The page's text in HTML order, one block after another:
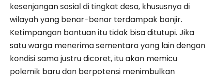
kesenjangan sosial di tingkat desa, khususnya di
wilayah yang benar-benar terdampak banjir.
Ketimpangan bantuan itu tidak bisa ditutupi. Jika
satu warga menerima sementara yang lain dengan
kondisi sama justru dicoret, itu akan memicu
polemik baru dan berpotensi menimbulkan